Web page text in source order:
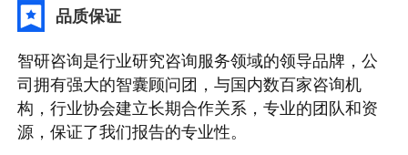
品质保证
智研咨询是行业研究咨询服务领域的领导品牌，公
司拥有强大的智囊顾问团，与国内数百家咨询机
构，行业协会建立长期合作关系，专业的团队和资
源，保证了我们报告的专业性。